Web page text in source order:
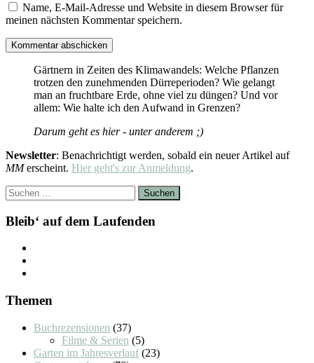
Name, E-Mail-Adresse und Website in diesem Browser für
meinen nächsten Kommentar speichern.
Gärtnern in Zeiten des Klimawandels: Welche Pflanzen
trotzen den zunehmenden Dürreperioden? Wie gelangt
man an fruchtbare Erde, ohne viel zu düngen? Und vor
allem: Wie halte ich den Aufwand in Grenzen?
Darum geht es hier - unter anderem ;)
Newsletter: Benachrichtigt werden, sobald ein neuer Artikel auf
MMerscheint. Hier geht's zur Anmeldung.
Suchen
nach:
Bleib‘ auf dem Laufenden
Themen
Buchrezensionen (37)
Filme & Serien (5)
Garten im Jahresverlauf(23)